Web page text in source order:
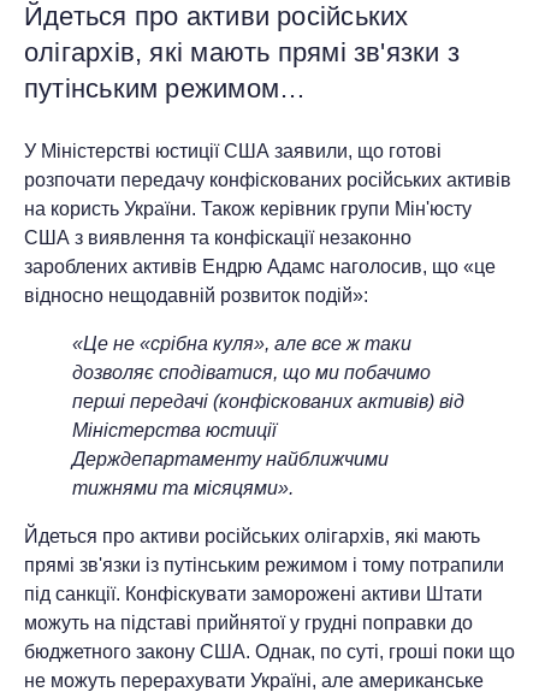
Йдеться про активи російських
олігархів, які мають прямі зв'язки з
путінським режимом…
У Міністерстві юстиції США заявили, що готові
розпочати передачу конфіскованих російських активів
на користь України. Також керівник групи Мін'юсту
США з виявлення та конфіскації незаконно
зароблених активів Ендрю Адамс наголосив, що «це
відносно нещодавній розвиток подій»:
«Це не «срібна куля», але все ж таки
дозволяє сподіватися, що ми побачимо
перші передачі (конфіскованих активів) від
Міністерства юстиції
Держдепартаменту найближчими
тижнями та місяцями».
Йдеться про активи російських олігархів, які мають
прямі зв'язки із путінським режимом і тому потрапили
під санкції. Конфіскувати заморожені активи Штати
можуть на підставі прийнятої у грудні поправки до
бюджетного закону США. Однак, по суті, гроші поки що
не можуть перерахувати Україні, але американське